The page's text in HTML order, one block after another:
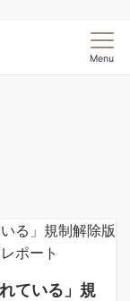
Menu
ている」規